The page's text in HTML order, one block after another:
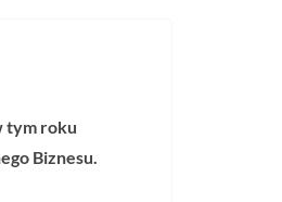
tym roku
Biznesu.